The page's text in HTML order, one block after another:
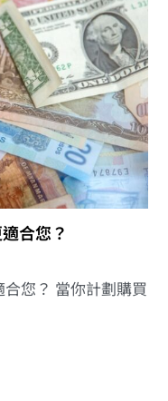
合您？
您？ 當你計劃購買